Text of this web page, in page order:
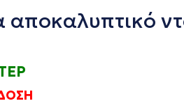
αποκαλυπτικό